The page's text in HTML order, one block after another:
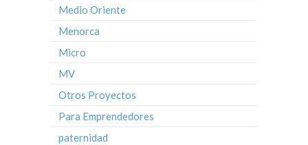
Medio Oriente
Menorca
Micro
MV
Otros Proyectos
Para Emprendedores
paternidad